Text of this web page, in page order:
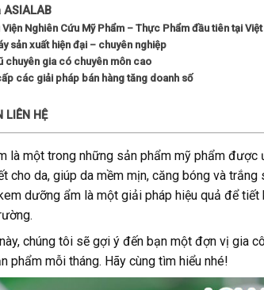
ASIALAB
Viện Nghiên Cứu Mỹ Phẩm – Thực Phẩm đầu tiên tại
sản xuất hiện đại – chuyên nghiệp
chuyên gia có chuyên môn cao
các giải pháp bán hàng tăng doanh số
LIÊN HỆ
là một trong những sản phẩm mỹ phẩm được
cho da, giúp da mềm mịn, căng bóng và
dưỡng ẩm là một giải pháp hiệu quả để
chúng tôi sẽ gợi ý đến bạn một đợn vị gia
phẩm mỗi tháng. Hãy cùng tìm hiểu nhé!